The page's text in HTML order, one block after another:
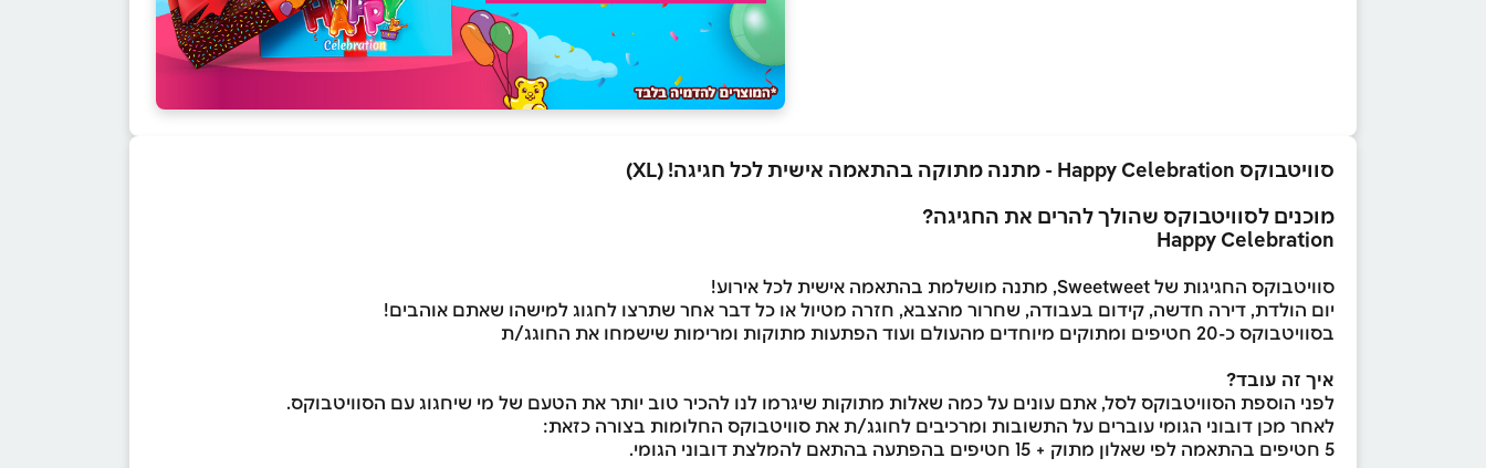
סוויטבוקס Happy Celebration - מתנה מתוקה בהתאמה אישית לכל חגיגה! (XL)
מוכנים לסוויטבוקס שהולך להרים את החגיגה?
Happy Celebration
סוויטבוקס החגיגות של Sweetweet, מתנה מושלמת בהתאמה אישית לכל אירוע!
יום הולדת, דירה חדשה, קידום בעבודה, שחרור מהצבא, חזרה מטיול או כל דבר אחר שתרצו לחגוג למישהו שאתם אוהבים!
בסוויטבוקס כ-20 חטיפים ומתוקים מיוחדים מהעולם ועוד הפתעות מתוקות ומרימות שישמחו את החוגג/ת
איך זה עובד?
לפני הוספת הסוויטבוקס לסל, אתם עונים על כמה שאלות מתוקות שיגרמו לנו להכיר טוב יותר את הטעם של מי שיחגוג עם הסוויטבוקס.
לאחר מכן דובוני הגומי עוברים על התשובות ומרכיבים לחוגג/ת את סוויטבוקס החלומות בצורה כזאת:
5 חטיפים בהתאמה לפי שאלון מתוק + 15 חטיפים בהפתעה בהתאם להמלצת דובוני הגומי.